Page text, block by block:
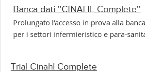
Banca dati ''CINAHL Complete''
Prolungato l'accesso in prova alla banca dati a testo pieno
per i settori infermieristico e para-
Trial Cinahl Complete